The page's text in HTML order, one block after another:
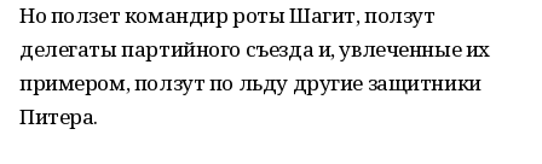
Но ползет командир роты Шагит, ползут
делегаты партийного съезда и, увлеченные их
примером, ползут по льду другие защитники
Питера.